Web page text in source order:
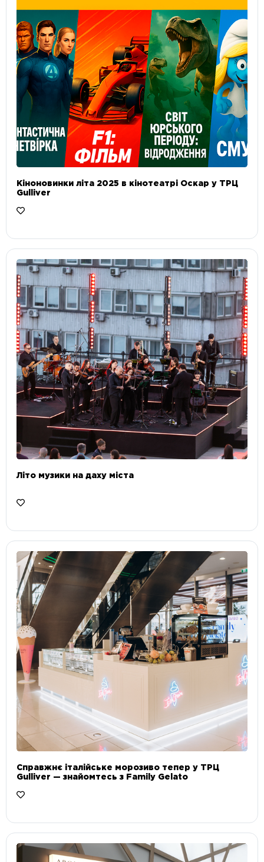
Кіноновинки літа 2025 в кінотеатрі Оскар у ТРЦ
Gulliver
Літо музики на даху міста
Справжнє італійське морозиво тепер у ТРЦ
Gulliver — знайомтесь з Family Gelato